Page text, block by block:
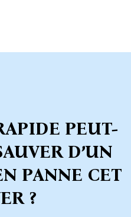
PEUT-
D’UN
PANNE CET
?